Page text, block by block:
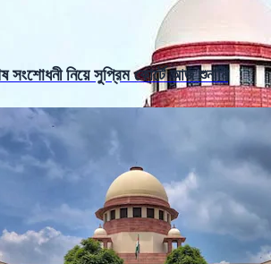
সংশোধনী নিয়ে সুপ্রিম কোর্টে আজ শুনানি